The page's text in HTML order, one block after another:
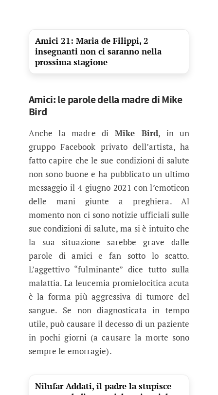
Amici 21: Maria de Filippi, 2
insegnanti non ci saranno nella
prossima stagione
Amici: le parole della madre di Mike
Bird
Anche la madre di Mike Bird, in un
gruppo Facebook privato dell’artista, ha
fatto capire che le sue condizioni di salute
non sono buone e ha pubblicato un ultimo
messaggio il 4 giugno 2021 con l’emoticon
delle mani giunte a preghiera. Al
momento non ci sono notizie ufficiali sulle
sue condizioni di salute, ma si è intuito che
la sua situazione sarebbe grave dalle
parole di amici e fan sotto lo scatto.
L’aggettivo “fulminante” dice tutto sulla
malattia. La leucemia promielocitica acuta
è la forma più aggressiva di tumore del
sangue. Se non diagnosticata in tempo
utile, può causare il decesso di un paziente
in pochi giorni (a causare la morte sono
sempre le emorragie).
Nilufar Addati, il padre la stupisce